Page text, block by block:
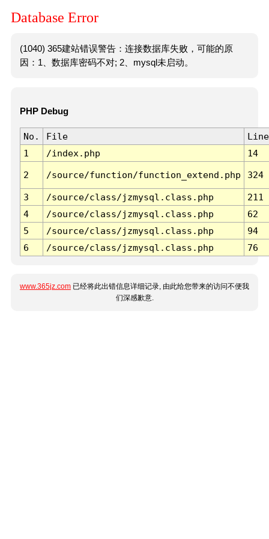
Database Error
(1040) 365建站错误警告：连接数据库失败，可能的原
因：1、数据库密码不对; 2、mysql未启动。
PHP Debug
No. File
Line
1
/index.php 14
2 /source/function/function_extend.php 324
3 /source/class/jzmysql.class.php
211
4
/source/class/jzmysql.class.php
62
5
/source/class/jzmysql.class.php
94
6
/source/class/jzmysql.class.php 76
www.365jz.com 已经将此出错信息详细记录, 由此给您带来的访问不便我
们深感歉意.